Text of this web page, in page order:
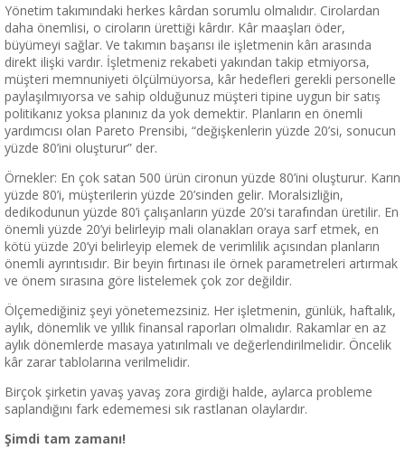
Yönetim takımındaki herkes kârdan sorumlu olmalıdır. Cirolardan
daha önemlisi, o ciroların ürettiği kârdır. Kâr maaşları öder,
büyümeyi sağlar. Ve takımın başarısı ile işletmenin kârı arasında
direkt ilişki vardır. İşletmeniz rekabeti yakından takip etmiyorsa,
müşteri memnuniyeti ölçülmüyorsa, kâr hedefleri gerekli personelle
paylaşılmıyorsa ve sahip olduğunuz müşteri tipine uygun bir satış
politikanız yoksa planınız da yok demektir. Planların en önemli
yardımcısı olan Pareto Prensibi, “değişkenlerin yüzde 20’si, sonucun
yüzde 80’ini oluşturur” der.
Örnekler: En çok satan 500 ürün cironun yüzde 80’ini oluşturur. Karın
yüzde 80’i, müşterilerin yüzde 20’sinden gelir. Moralsizliğin,
dedikodunun yüzde 80’i çalışanların yüzde 20’si tarafından üretilir. En
önemli yüzde 20’yi belirleyip mali olanakları oraya sarf etmek, en
kötü yüzde 20’yi belirleyip elemek de verimlilik açısından planların
önemli ayrıntısıdır. Bir beyin fırtınası ile örnek parametreleri artırmak
ve önem sırasına göre listelemek çok zor değildir.
Ölçemediğiniz şeyi yönetemezsiniz. Her işletmenin, günlük, haftalık,
aylık, dönemlik ve yıllık finansal raporları olmalıdır. Rakamlar en az
aylık dönemlerde masaya yatırılmalı ve değerlendirilmelidir. Öncelik
kâr zarar tablolarına verilmelidir.
Birçok şirketin yavaş yavaş zora girdiği halde, aylarca probleme
saplandığını fark edememesi sık rastlanan olaylardır.
Şimdi tam zamanı!